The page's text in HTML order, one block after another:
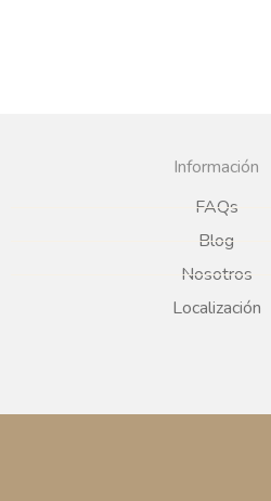
Información
FAQs
Blog
Nosotros
Localización